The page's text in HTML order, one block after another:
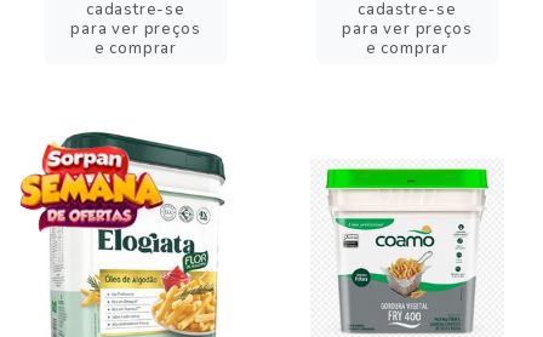
cadastre-se
para ver preços
e comprar
cadastre-se
para ver preços
e comprar